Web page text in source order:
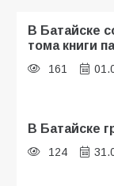
В Батайске
тома книги
161
В Батайске
124